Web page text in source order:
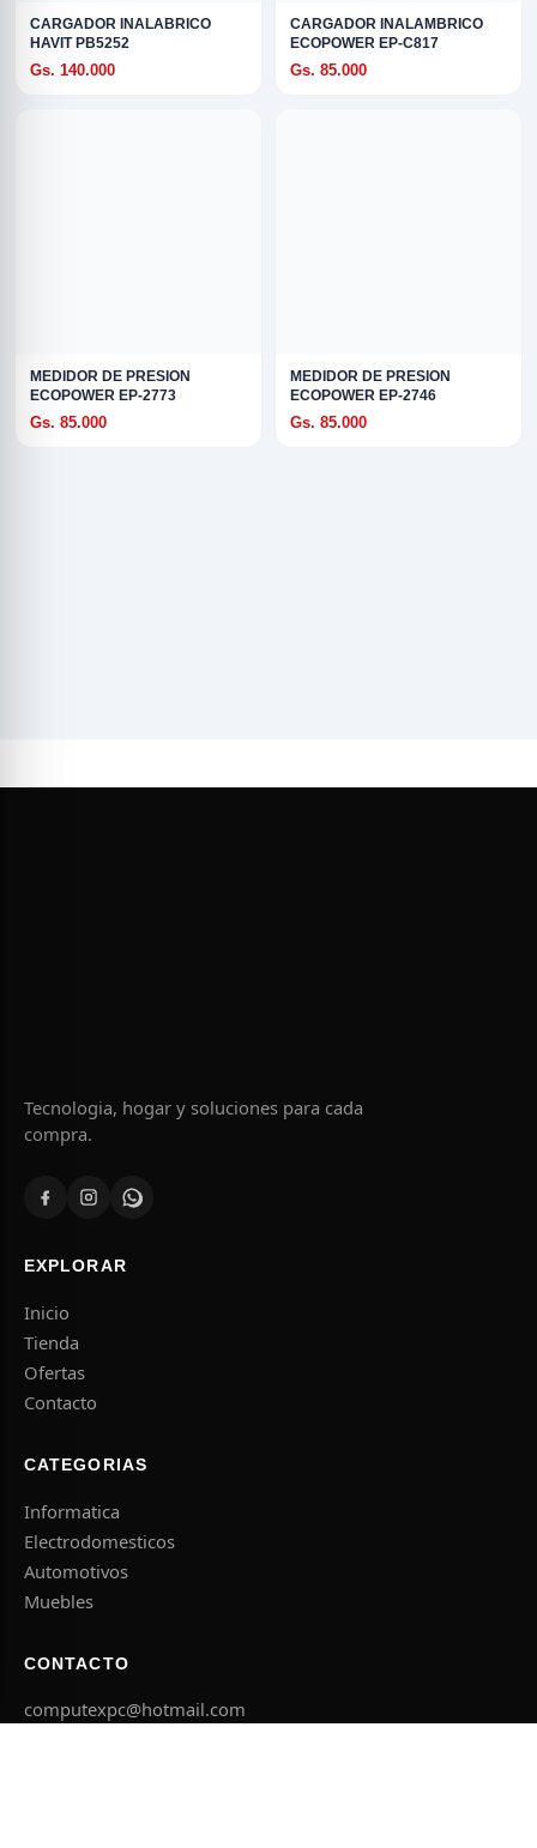
CARGADOR INALABRICO
HAVIT PB5252
Gs. 140.000
CARGADOR INALAMBRICO
ECOPOWER EP-C817
Gs. 85.000
MEDIDOR DE PRESION
ECOPOWER EP-2773
Gs. 85.000
MEDIDOR DE PRESION
ECOPOWER EP-2746
Gs. 85.000
Tecnologia, hogar y soluciones para cada
compra.
EXPLORAR
Inicio
Tienda
Ofertas
Contacto
CATEGORIAS
Informatica
Electrodomesticos
Automotivos
Muebles
CONTACTO
computexpc@hotmail.com